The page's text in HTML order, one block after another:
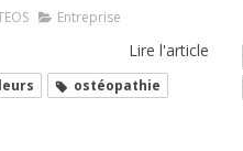
Entreprise
Lire l'article
ostéopathie